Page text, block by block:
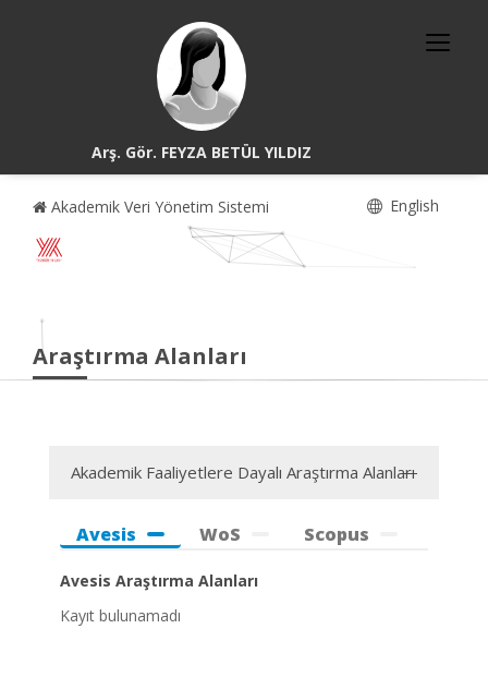
Arş. Gör. FEYZA BETÜL YILDIZ
Akademik Veri Yönetim Sistemi English
Araştırma Alanları
Akademik Faaliyetlere Dayalı Araştırma Alanları
Avesis WoS Scopus
Avesis Araştırma Alanları
Kayıt bulunamadı